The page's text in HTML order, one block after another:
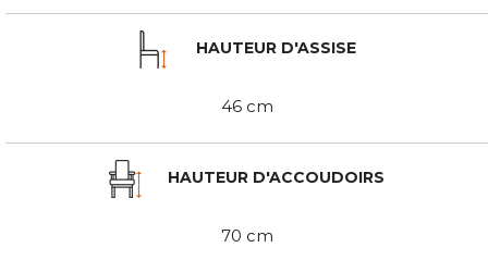
HAUTEUR D'ASSISE
46 cm
HAUTEUR D'ACCOUDOIRS
70 cm